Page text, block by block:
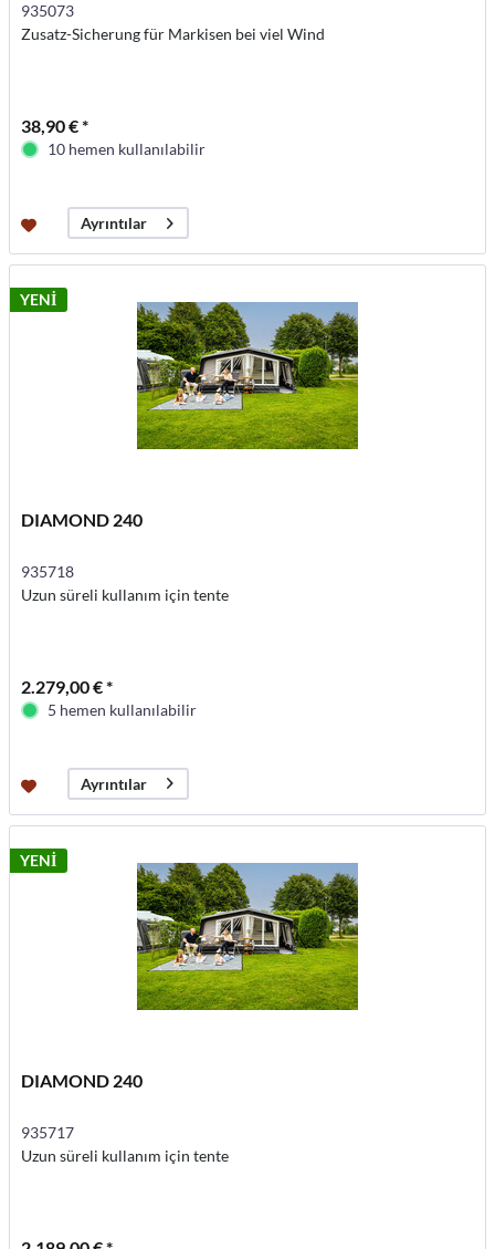
935073
Zusatz-Sicherung für Markisen bei viel Wind
38,90 € *
10 hemen kullanılabilir
Ayrıntılar
YENİ
DIAMOND 240
935718
Uzun süreli kullanım için tente
2.279,00 € *
5 hemen kullanılabilir
Ayrıntılar
YENİ
DIAMOND 240
935717
Uzun süreli kullanım için tente